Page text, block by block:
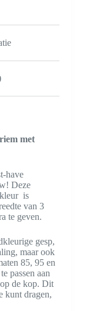
met
have
Deze
is
van 3
te geven.
gesp,
maar ook
85, 95 en
passen aan
de kop. Dit
kunt dragen,